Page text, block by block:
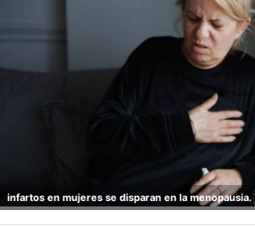
infartos en mujeres se disparan en la menopausia.